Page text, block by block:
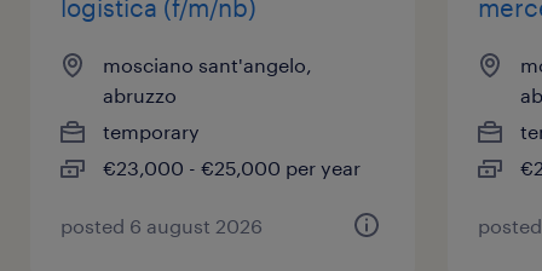
logistica (f/m/nb)
mosciano sant'angelo,
abruzzo
temporary
€23,000 - €25,000 per year
posted 6 august 2026